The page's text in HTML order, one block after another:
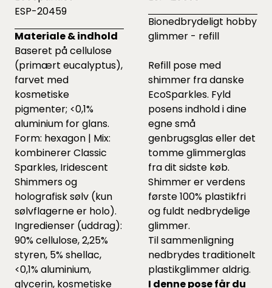
ESP-20459
Materiale & indhold
Baseret på cellulose
(primært eucalyptus),
farvet med
kosmetiske
pigmenter; <0,1%
aluminium for glans.
Form: hexagon | Mix:
kombinerer Classic
Sparkles, Iridescent
Shimmers og
holografisk sølv (kun
sølvflagerne er holo).
Ingredienser (uddrag):
90% cellulose, 2,25%
styren, 5% shellac,
<0,1% aluminium,
glycerin, kosmetiske
Bionedbrydeligt hobby
glimmer - refill
Refill pose med
shimmer fra danske
EcoSparkles. Fyld
posens indhold i dine
egne små
genbrugsglas eller det
tomme glimmerglas
fra dit sidste køb.
Shimmer er verdens
første 100% plastikfri
og fuldt nedbrydelige
glimmer.
Til sammenligning
nedbrydes traditionelt
plastikglimmer aldrig.
I denne pose får du